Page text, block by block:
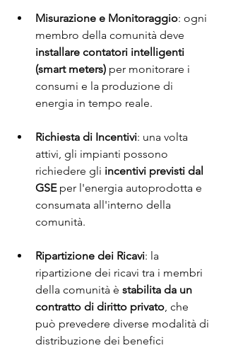
Misurazione e Monitoraggio: ogni
membro della comunità deve
installare contatori intelligenti
(smart meters) per monitorare i
consumi e la produzione di
energia in tempo reale.
Richiesta di Incentivi: una volta
attivi, gli impianti possono
richiedere gli incentivi previsti dal
GSE per l'energia autoprodotta e
consumata all'interno della
comunità.
Ripartizione dei Ricavi: la
ripartizione dei ricavi tra i membri
della comunità è stabilita da un
contratto di diritto privato, che
può prevedere diverse modalità di
distribuzione dei benefici